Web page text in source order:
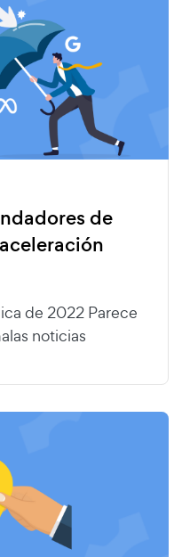
de
de 2022 Parece
noticias